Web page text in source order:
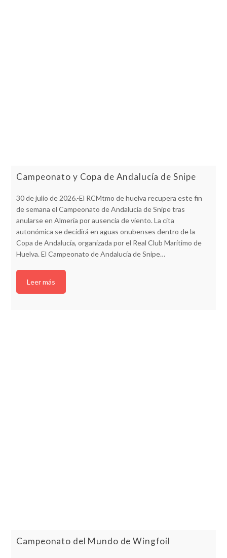
Campeonato y Copa de Andalucía de Snipe
30 de julio de 2026.-El RCMtmo de huelva recupera este fin
de semana el Campeonato de Andalucía de Snipe tras
anularse en Almería por ausencia de viento. La cita
autonómica se decidirá en aguas onubenses dentro de la
Copa de Andalucía, organizada por el Real Club Marítimo de
Huelva. El Campeonato de Andalucía de Snipe…
Leer más
Campeonato del Mundo de Wingfoil